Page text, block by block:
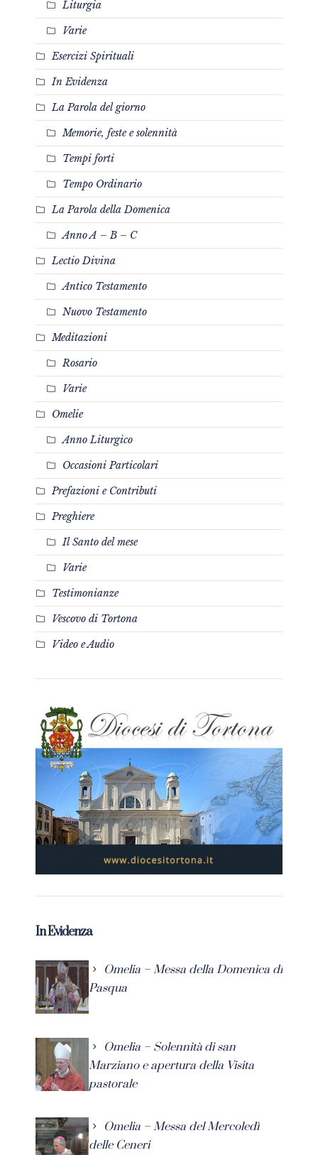
Liturgia
Varie
Esercizi Spirituali
In Evidenza
La Parola del giorno
Memorie, feste e solennità
Tempi forti
Tempo Ordinario
La Parola della Domenica
Anno A – B – C
Lectio Divina
Antico Testamento
Nuovo Testamento
Meditazioni
Rosario
Varie
Omelie
Anno Liturgico
Occasioni Particolari
Prefazioni e Contributi
Preghiere
Il Santo del mese
Varie
Testimonianze
Vescovo di Tortona
Video e Audio
In Evidenza
Omelia – Messa della Domenica di
Pasqua
Omelia – Solennità di san
Marziano e apertura della Visita
pastorale
Omelia – Messa del Mercoledì
delle Ceneri